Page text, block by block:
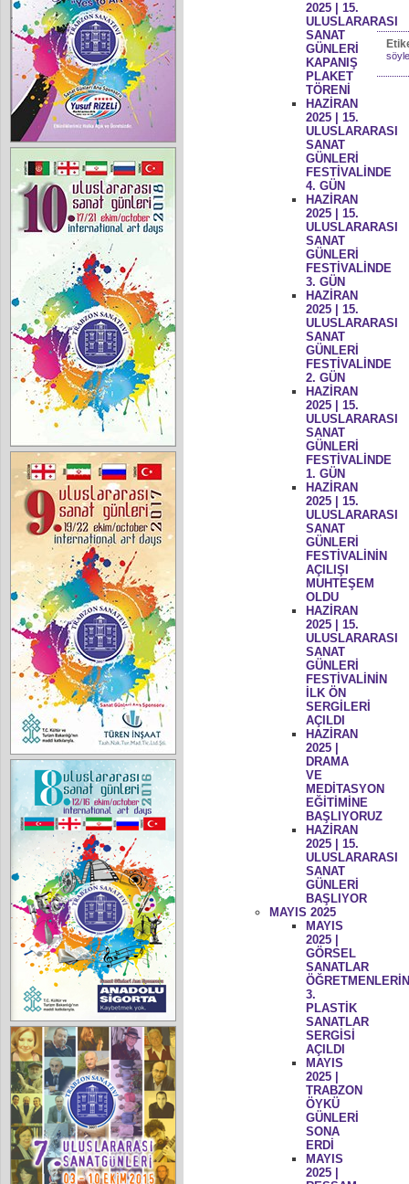
2025 | 15.
ULUSLARARASI
SANAT
GÜNLERİ
KAPANIŞ
PLAKET
TÖRENİ
HAZİRAN
2025 | 15.
ULUSLARARASI
SANAT
GÜNLERİ
FESTİVALİNDE
4. GÜN
HAZİRAN
2025 | 15.
ULUSLARARASI
SANAT
GÜNLERİ
FESTİVALİNDE
3. GÜN
HAZİRAN
2025 | 15.
ULUSLARARASI
SANAT
GÜNLERİ
FESTİVALİNDE
2. GÜN
HAZİRAN
2025 | 15.
ULUSLARARASI
SANAT
GÜNLERİ
FESTİVALİNDE
1. GÜN
HAZİRAN
2025 | 15.
ULUSLARARASI
SANAT
GÜNLERİ
FESTİVALİNİN
AÇILIŞI
MUHTEŞEM
OLDU
HAZİRAN
2025 | 15.
ULUSLARARASI
SANAT
GÜNLERİ
FESTİVALİNİN
İLK ÖN
SERGİLERİ
AÇILDI
HAZİRAN
2025 |
DRAMA
VE
MEDİTASYON
EĞİTİMİNE
BAŞLIYORUZ
HAZİRAN
2025 | 15.
ULUSLARARASI
SANAT
GÜNLERİ
BAŞLIYOR
MAYIS 2025
MAYIS
2025 |
GÖRSEL
SANATLAR
3.
PLASTİK
SANATLAR
SERGİSİ
AÇILDI
MAYIS
2025 |
TRABZON
ÖYKÜ
GÜNLERİ
SONA
ERDİ
MAYIS
2025 |